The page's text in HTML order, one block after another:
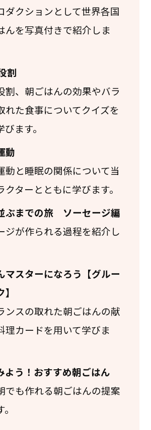
ダクションとして世界各国
んを写真付きで紹介しま
割
割、朝ごはんの効果やバラ
れた食事についてクイズを
ます。
動
動と睡眠の関係について当
クターとともに学びます。
ぶまでの旅 ソーセージ編
ジが作られる過程を紹介し
マスターになろう【グルー
ンスの取れた朝ごはんの献
理カードを用いて学びま
よう！おすすめ朝ごはん
でも作れる朝ごはんの提案